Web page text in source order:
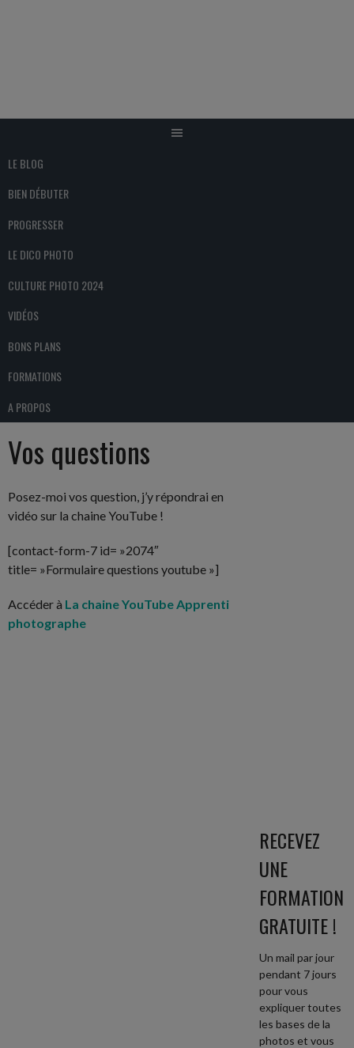
LE BLOG
BIEN DÉBUTER
PROGRESSER
LE DICO PHOTO
CULTURE PHOTO 2024
VIDÉOS
BONS PLANS
FORMATIONS
A PROPOS
Vos questions
Posez-moi vos question, j’y répondrai en
vidéo sur la chaine YouTube !
[contact-form-7 id= »2074″
title= »Formulaire questions youtube »]
Accéder à La chaine YouTube Apprenti
photographe
RECEVEZ
UNE
FORMATION
GRATUITE !
Un mail par jour
pendant 7 jours
pour vous
expliquer toutes
les bases de la
photos et vous